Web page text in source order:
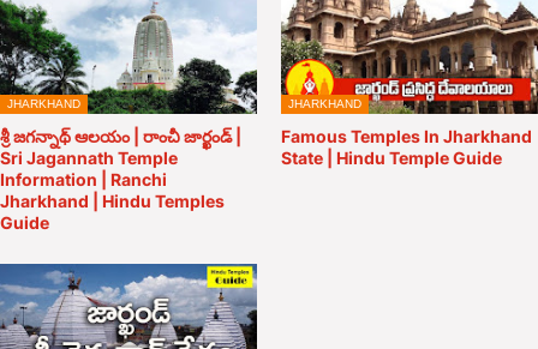
JHARKHAND
శ్రీ జగన్నాథ్ ఆలయం | రాంచీ జార్ఖండ్ |
Sri Jagannath Temple
Information | Ranchi
Jharkhand | Hindu Temples
Guide
JHARKHAND
Famous Temples In Jharkhand
State | Hindu Temple Guide